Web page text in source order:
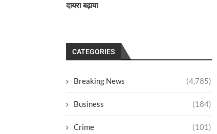
दायरा बढ़ाया
CATEGORIES
Breaking News (4,785)
Business (184)
Crime (101)